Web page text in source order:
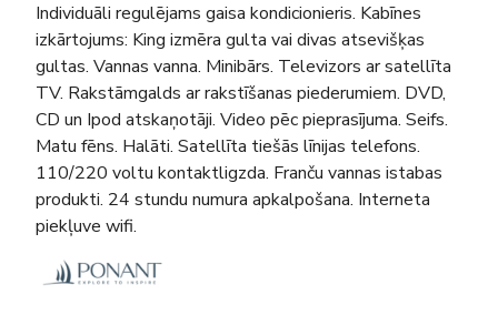
Individuāli regulējams gaisa kondicionieris. Kabīnes
izkārtojums: King izmēra gulta vai divas atsevišķas
gultas. Vannas vanna. Minibārs. Televizors ar satellīta
TV. Rakstāmgalds ar rakstīšanas piederumiem. DVD,
CD un Ipod atskaņotāji. Video pēc pieprasījuma. Seifs.
Matu fēns. Halāti. Satellīta tiešās līnijas telefons.
110/220 voltu kontaktligzda. Franču vannas istabas
produkti. 24 stundu numura apkalpošana. Interneta
piekļuve wifi.